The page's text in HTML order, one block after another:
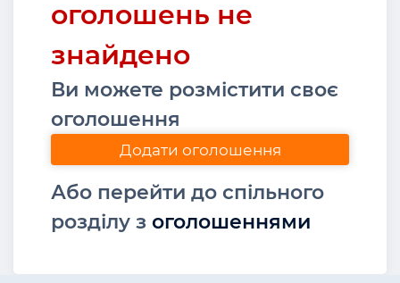
оголошень не
знайдено
Ви можете розмістити своє
оголошення
Додати оголошення
Або перейти до спільного
розділу з оголошеннями